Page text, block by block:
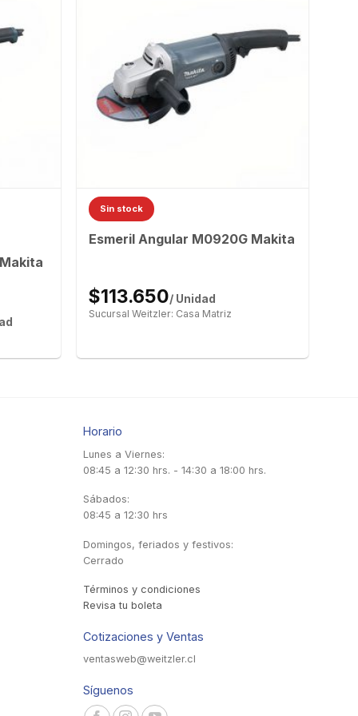
Sin stock
Esmeril Angular M0920G Makita
$113.650/ Unidad
Sucursal Weitzler: Casa Matriz
Horario
Lunes a Viernes:
08:45 a 12:30 hrs. - 14:30 a 18:00 hrs.
Sábados:
08:45 a 12:30 hrs
Domingos, feriados y festivos:
Cerrado
Términos y condiciones
Revisa tu boleta
Cotizaciones y Ventas
ventasweb@weitzler.cl
Síguenos